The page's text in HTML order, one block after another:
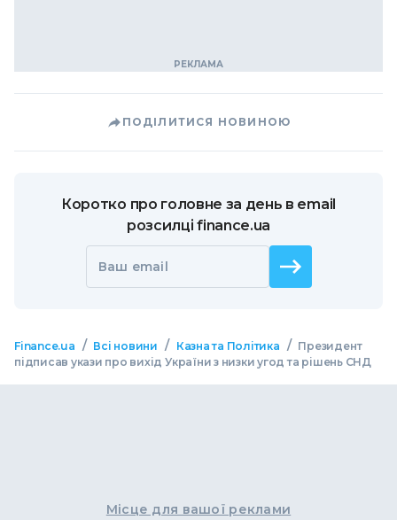
ПОДІЛИТИСЯ НОВИНОЮ
Коротко про головне за день в email
розсилці finance.ua
Ваш email
Finance.ua / Всі новини / Казна та Політика / Президент
підписав укази про вихід України з низки угод та рішень СНД
Місце для вашої реклами